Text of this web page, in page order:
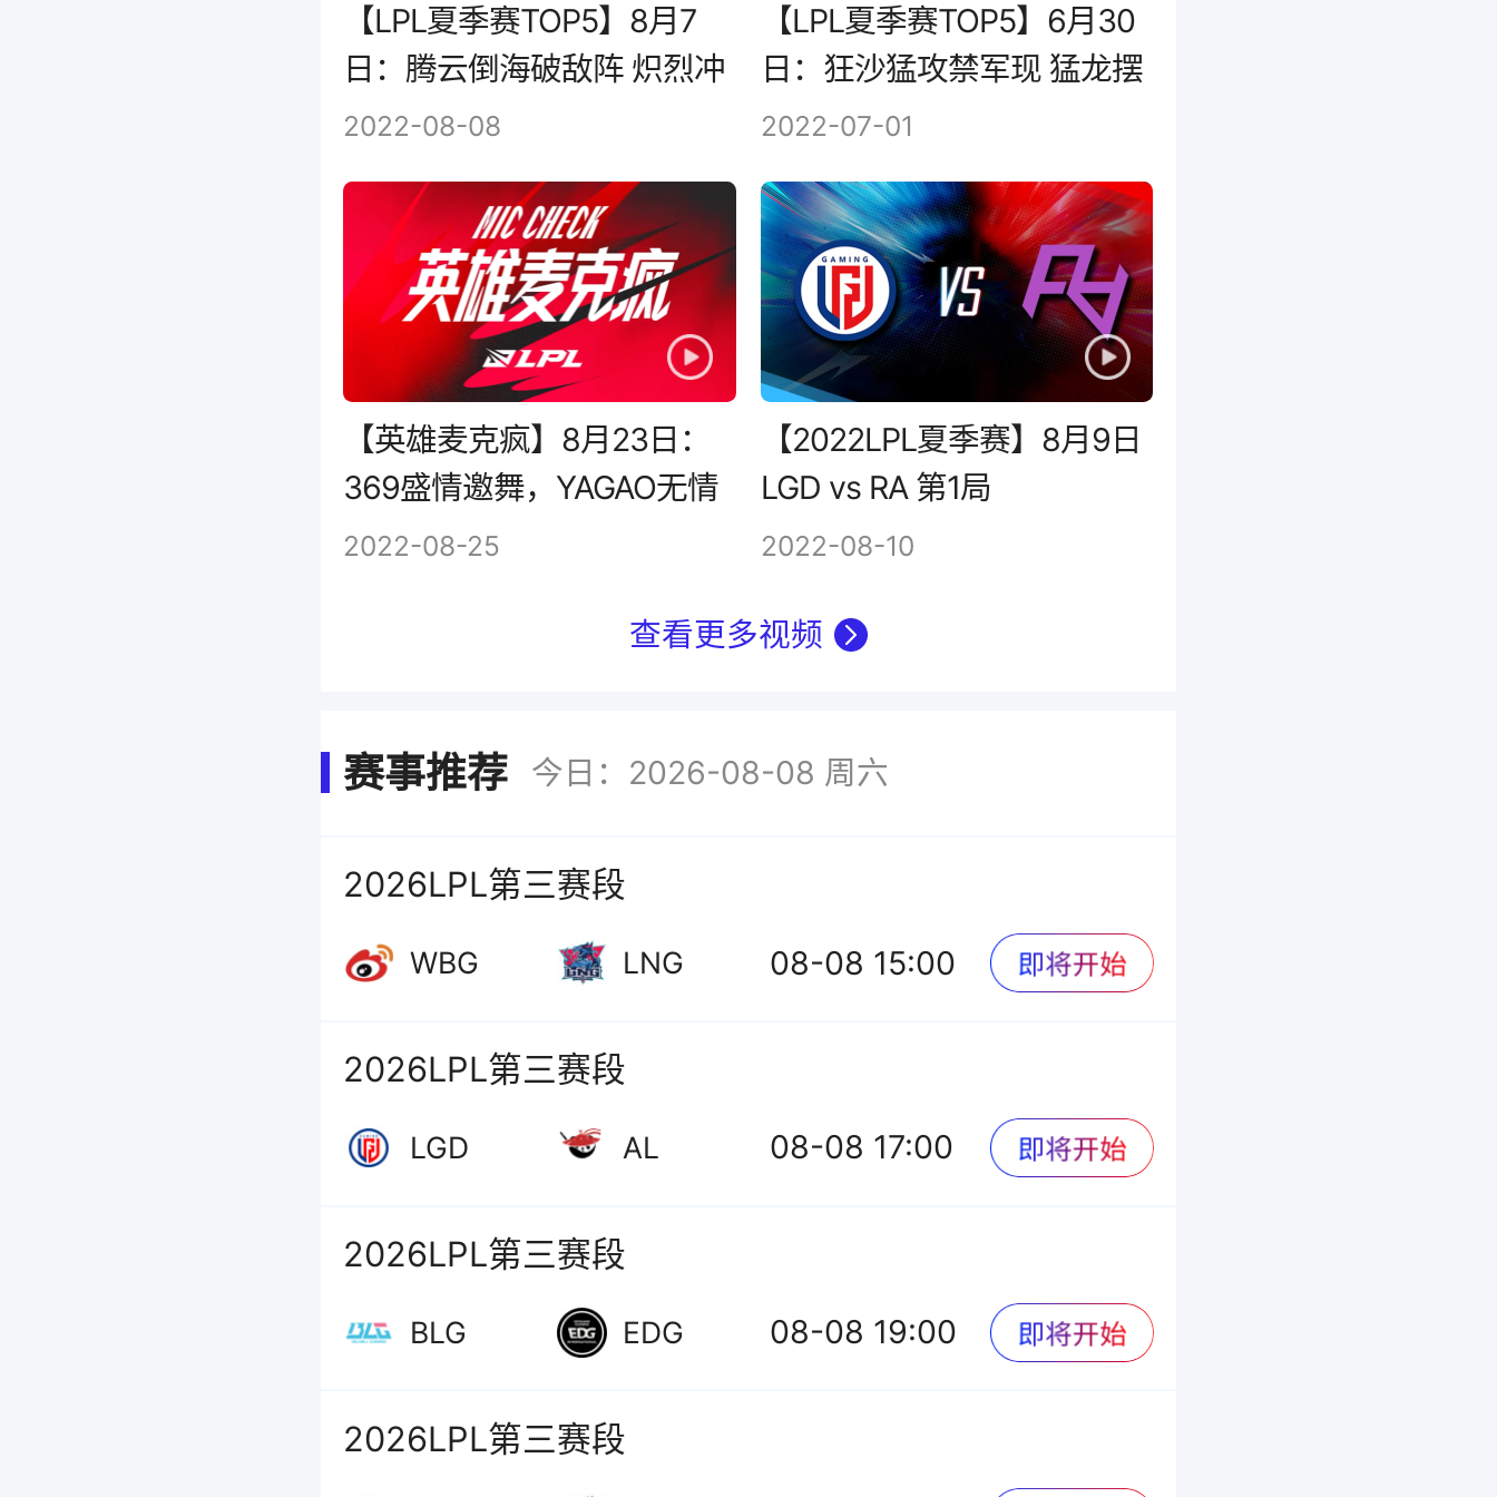
【LPL夏季赛TOP5】8月7
日：腾云倒海破敌阵 炽烈冲
锋锁胜局
2022-08-08
【LPL夏季赛TOP5】6月30
日：狂沙猛攻禁军现 猛龙摆
尾骤雨停
2022-07-01
【英雄麦克疯】8月23日：
369盛情邀舞，YAGAO无情
拒绝
2022-08-25
【2022LPL夏季赛】8月9日
LGD vs RA 第1局
2022-08-10
查看更多视频
赛事推荐 今日：2026-08-08 周六
2026LPL第三赛段
WBG LNG 08-08 15:00
2026LPL第三赛段
LGD AL 08-08 17:00
2026LPL第三赛段
BLG EDG 08-08 19:00
2026LPL第三赛段